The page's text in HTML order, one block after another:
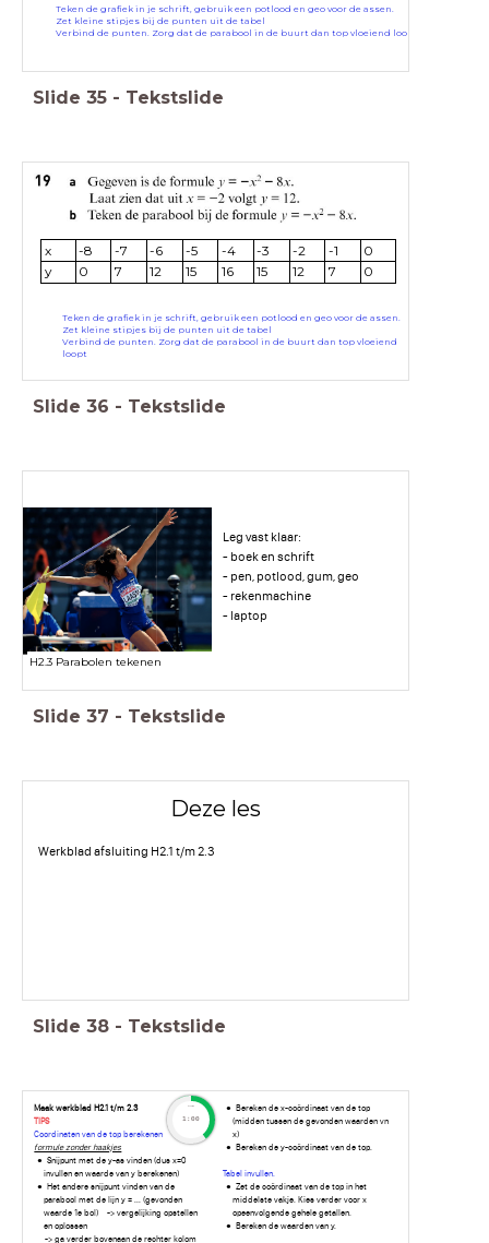
Teken de grafiek in je schrift, gebruik een potlood en geo voor de assen.
Zet kleine stipjes bij de punten uit de tabel
Verbind de punten. Zorg dat de parabool in de buurt dan top vloeiend loopt
Slide 35 - Tekstslide
x -8 -7 -6 -5 -4 -3 -2 -1
0
y
0 7 12 15 16 15 12 7 0
Teken de grafiek in je schrift, gebruik een potlood en geo voor de assen.
Zet kleine stipjes bij de punten uit de tabel
Verbind de punten. Zorg dat de parabool in de buurt dan top vloeiend
loopt
Slide 36 - Tekstslide
Leg vast klaar:
- boek en schrift
- pen, potlood, gum, geo
- rekenmachine
- laptop
H2.3 Parabolen tekenen
Slide 37 - Tekstslide
Deze les
Werkblad afsluiting H2.1 t/m 2.3
Slide 38 - Tekstslide
Maak werkblad H2.1 t/m 2.3
TIPS
Coordinaten van de top berekenen
formule zonder haakjes
Snijpunt met de y-as vinden (dus x=0
invullen en waarde van y berekenen)
Het andere snijpunt vinden van de
parabool met de lijn y = ... (gevonden
waarde 1e bol) -> vergelijking opstellen
en oplossen
-> ga verder bovenaan de rechter kolom
Bereken de x-coördinaat van de top
(midden tussen de gevonden waarden vn
x)
Bereken de y-coördinaat van de top.
Tabel invullen.
Zet de coördinaat van de top in het
middelste vakje. Kies verder voor x
opeenvolgende gehele getallen.
Bereken de waarden van y.
timer
1:00